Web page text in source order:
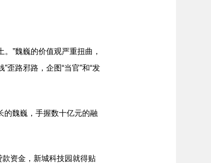
”魏巍的价值观严重扭曲，
歪路邪路，企图“当官”和“发
魏巍，手握数十亿元的融
资金，新城科技园就得贴